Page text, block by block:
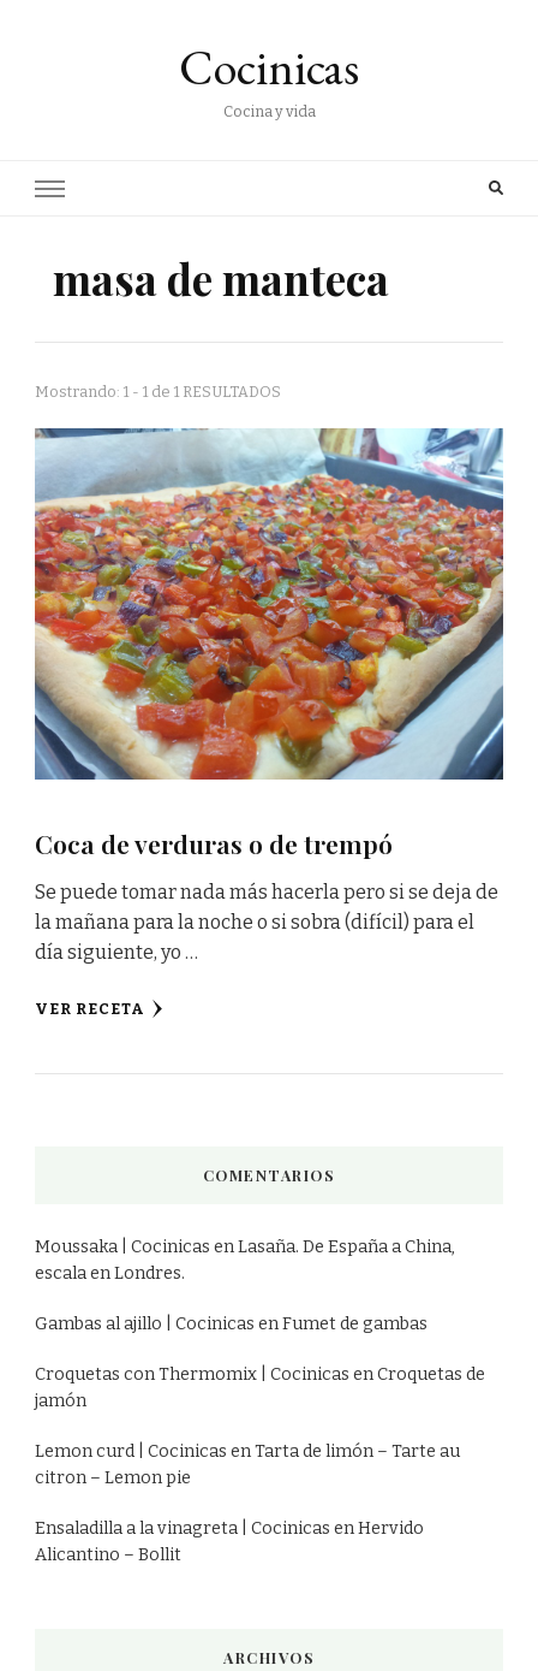
Cocinicas
Cocina y vida
masa de manteca
Mostrando: 1 - 1 de 1 RESULTADOS
Coca de verduras o de trempó
Se puede tomar nada más hacerla pero si se deja de
la mañana para la noche o si sobra (difícil) para el
día siguiente, yo …
VER RECETA
COMENTARIOS
Moussaka | Cocinicas enLasaña. De España a China,
escala en Londres.
Gambas al ajillo | Cocinicas enFumet de gambas
Croquetas con Thermomix | Cocinicas enCroquetas de
jamón
Lemon curd | Cocinicas enTarta de limón – Tarte au
citron – Lemon pie
Ensaladilla a la vinagreta | Cocinicas enHervido
Alicantino – Bollit
ARCHIVOS